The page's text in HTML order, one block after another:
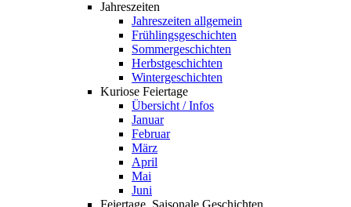
Jahreszeiten
Jahreszeiten allgemein
Frühlingsgeschichten
Sommergeschichten
Herbstgeschichten
Wintergeschichten
Kuriose Feiertage
Übersicht / Infos
Januar
Februar
März
April
Mai
Juni
Feiertage, Saisonale Geschichten